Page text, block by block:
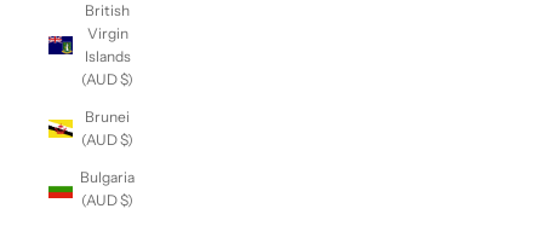
British
Virgin
Islands
(AUD $)
Brunei
(AUD $)
Bulgaria
(AUD $)